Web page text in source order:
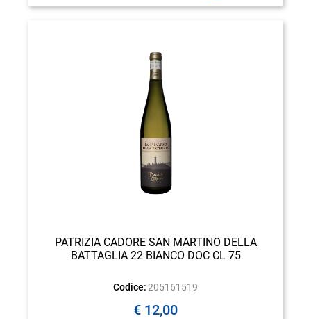
PATRIZIA CADORE SAN MARTINO DELLA
BATTAGLIA 22 BIANCO DOC CL 75
Codice: 205161519
€ 12,00